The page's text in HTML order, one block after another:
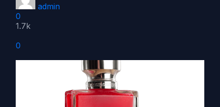
admin
0
1.7k
0